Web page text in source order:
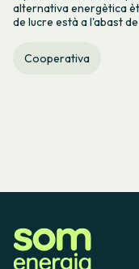
alternativa energètica
de lucre està a l'abast
Cooperativa